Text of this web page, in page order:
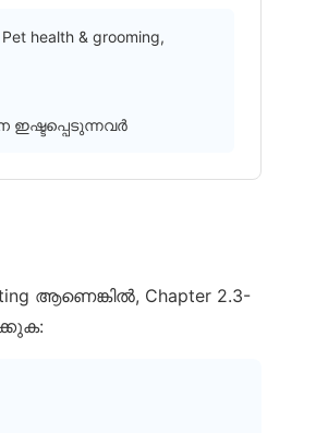
health & grooming,
ഇഷ്ടപ്പെടുന്നവർ
ആണെങ്കിൽ, Chapter 2.3-